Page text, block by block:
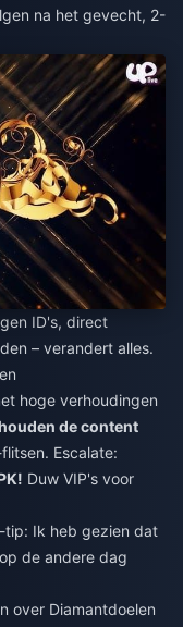
na het gevecht, 2-
ID's, direct
– verandert alles.
hoge verhoudingen
de content
Escalate:
Duw VIP's voor
tip: Ik heb gezien dat
de andere dag
over Diamantdoelen